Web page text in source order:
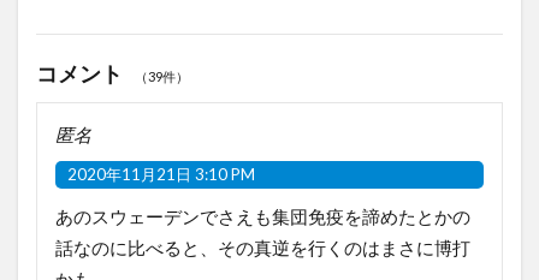
コメント （39件）
匿名
2020年11月21日 3:10 PM
あのスウェーデンでさえも集団免疫を諦めたとかの
話なのに比べると、その真逆を行くのはまさに博打